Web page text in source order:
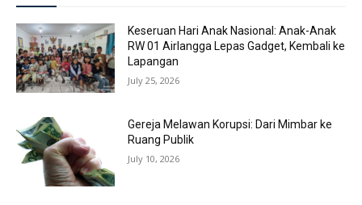
Keseruan Hari Anak Nasional: Anak-Anak
RW 01 Airlangga Lepas Gadget, Kembali ke
Lapangan
July 25, 2026
Gereja Melawan Korupsi: Dari Mimbar ke
Ruang Publik
July 10, 2026